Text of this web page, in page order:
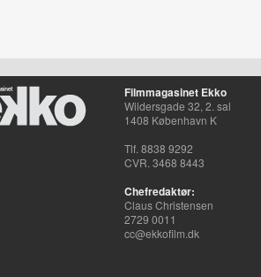
Filmmagasinet Ekko
Wildersgade 32, 2. sal
1408 København K
Tlf. 8838 9292
CVR. 3468 8443
Chefredaktør:
Claus Christensen
2729 0011
cc@ekkofilm.dk